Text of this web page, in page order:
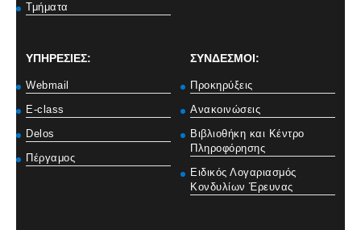
Τμήματα
ΥΠΗΡΕΣΙΕΣ:
Webmail
E-class
Delos
Πέργαμος
ΣΥΝΔΕΣΜΟΙ:
Προκηρύξεις
Ανακοινώσεις
Βιβλιοθήκη και Κέντρο
Πληροφόρησης
Ειδικός Λογαριασμός
Κονδυλίων Έρευνας